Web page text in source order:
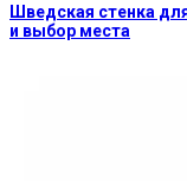
Шведская стенка
и выбор места